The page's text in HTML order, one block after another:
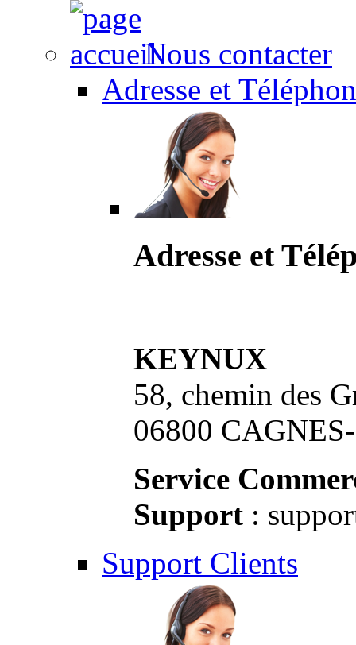
Nous contacter
Adresse et
Adresse et
KEYNUX
58, chemin des
06800
Service
Support :
Support Clients